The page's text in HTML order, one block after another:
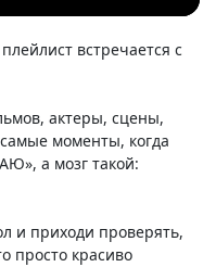
встречается с
актеры, сцены,
моменты, когда
а мозг такой:
и приходи проверять,
просто красиво